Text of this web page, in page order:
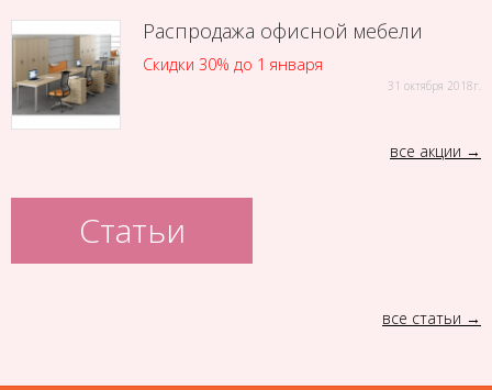
Распродажа офисной мебели
Скидки 30% до 1 января
31 октября 2018г.
все акции
Статьи
все статьи